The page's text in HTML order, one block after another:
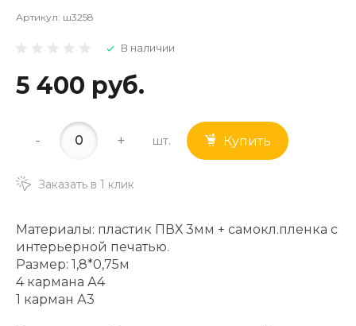
Артикул: ш3258
В наличии
5 400 руб.
- + шт. Купить
Заказать в 1 клик
Материалы: пластик ПВХ 3мм + самокл.пленка с
интерьерной печатью.
Размер: 1,8*0,75м
4 кармана А4
1 карман А3